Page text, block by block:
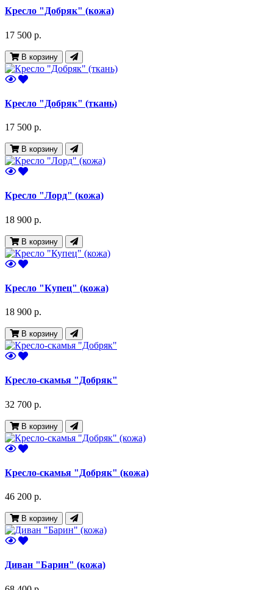
Кресло "Добряк" (кожа)
17 500 р.
В корзину
Кресло "Добряк" (ткань)
17 500 р.
В корзину
Кресло "Лорд" (кожа)
18 900 р.
В корзину
Кресло "Купец" (кожа)
18 900 р.
В корзину
Кресло-скамья "Добряк"
32 700 р.
В корзину
Кресло-скамья "Добряк" (кожа)
46 200 р.
В корзину
Диван "Барин" (кожа)